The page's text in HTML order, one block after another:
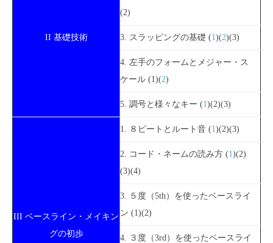
II 基礎技術
(2)
3. スラッピングの基礎 (1)(2)(3)
4. 左手のフォームとメジャー・ス
ケール (1)(2)
5. 調号と様々なキー (1)(2)(3)
III ベースライン・メイキン
グの初歩
1. ８ビートとルート音 (1)(2)(3)
2. コード・ネームの読み方 (1)(2)
(3)(4)
3. ５度（5th）を使ったベースライ
ン (1)(2)
4. ３度（3rd）を使ったベースライ